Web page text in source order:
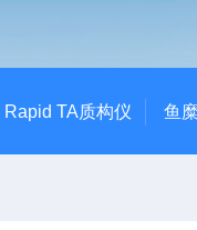
Rapid TA质构仪 鱼